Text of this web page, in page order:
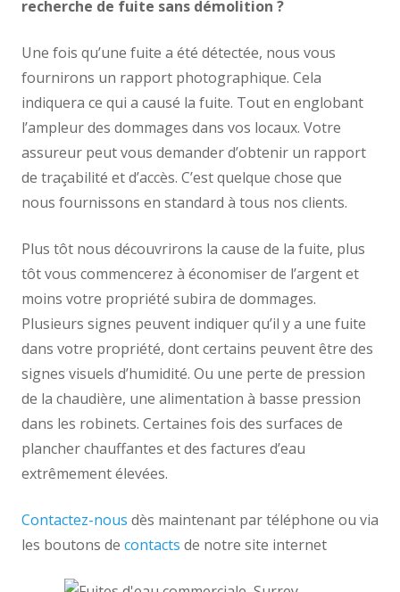
recherche de fuite sans démolition ?
Une fois qu’une fuite a été détectée, nous vous
fournirons un rapport photographique. Cela
indiquera ce qui a causé la fuite. Tout en englobant
l’ampleur des dommages dans vos locaux. Votre
assureur peut vous demander d’obtenir un rapport
de traçabilité et d’accès. C’est quelque chose que
nous fournissons en standard à tous nos clients.
Plus tôt nous découvrirons la cause de la fuite, plus
tôt vous commencerez à économiser de l’argent et
moins votre propriété subira de dommages.
Plusieurs signes peuvent indiquer qu’il y a une fuite
dans votre propriété, dont certains peuvent être des
signes visuels d’humidité. Ou une perte de pression
de la chaudière, une alimentation à basse pression
dans les robinets. Certaines fois des surfaces de
plancher chauffantes et des factures d’eau
extrêmement élevées.
Contactez-nous dès maintenant par téléphone ou via
les boutons de contacts de notre site internet